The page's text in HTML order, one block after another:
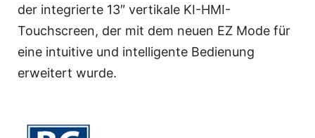
der integrierte 13″ vertikale KI-HMI-
Touchscreen, der mit dem neuen EZ Mode für
eine intuitive und intelligente Bedienung
erweitert wurde.